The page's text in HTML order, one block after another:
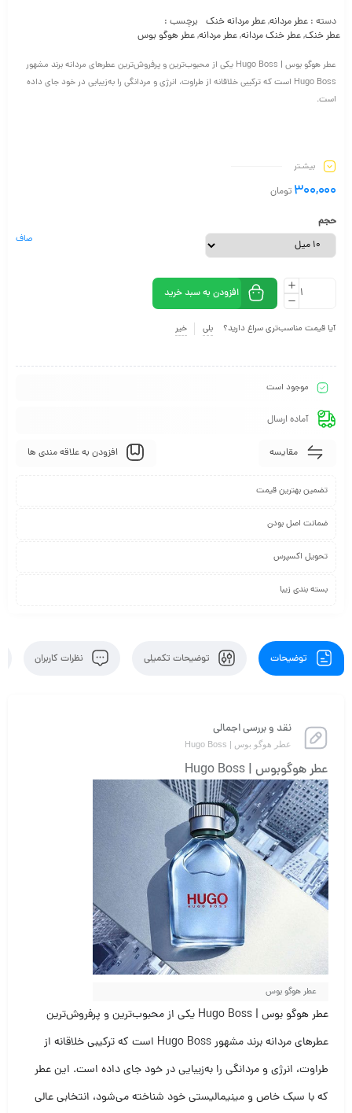
دسته : عطر مردانه,عطر مردانه خنک
برچسب :
عطر خنک,عطر خنک مردانه,عطر مردانه,عطر هوگو بوس
عطر هوگو بوس | Hugo Boss یکی از محبوب‌ترین و پرفروش‌ترین عطرهای مردانه برند مشهور
Hugo Boss است که ترکیبی خلاقانه از طراوت، انرژی و مردانگی را به‌زیبایی در خود جای داده
است.
بیشـتر
300,000 تومان
حجم
صاف
افزودن به سبد خرید
آیا قیمت مناسب‌تری سراغ دارید؟ بلی خیر
موجود است
آماده ارسال
مقایسه افزودن به علاقه مندی ها
تضمین بهترین قیمت
ضمانت اصل بودن
تحویل اکسپرس
بسته بندی زیبا
توضیحات توضیحات تکمیلی نظرات کاربران
نقد و بررسی اجمالی
عطر هوگو بوس | Hugo Boss
عطر هوگوبوس | Hugo Boss
عطر هوگو بوس
عطر هوگو بوس | Hugo Boss یکی از محبوب‌ترین و پرفروش‌ترین
عطرهای مردانه برند مشهور Hugo Boss است که ترکیبی خلاقانه از
طراوت، انرژی و مردانگی را به‌زیبایی در خود جای داده است. این عطر
که با سبک خاص و مینیمالیستی خود شناخته می‌شود، انتخابی عالی